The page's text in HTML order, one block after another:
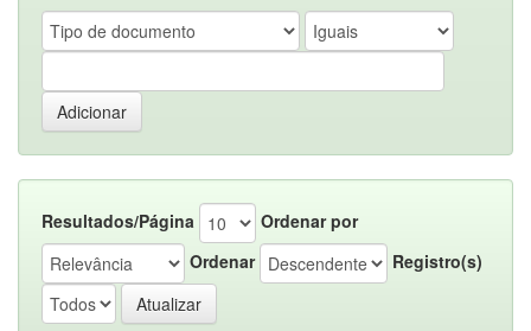
Resultados/Página
Ordenar por
Ordenar
Registro(s)